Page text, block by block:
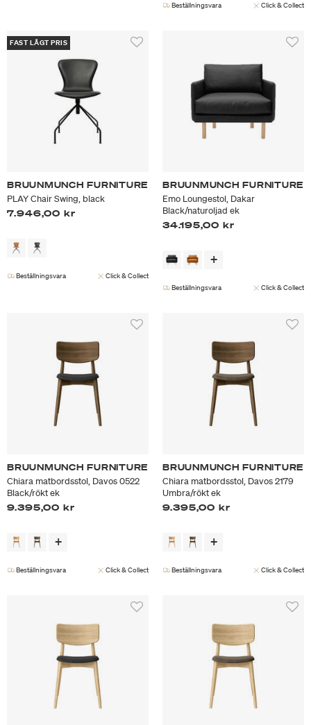
Beställningsvara Click & Collect
FAST LÅGT PRIS
BRUUNMUNCH FURNITURE
PLAY Chair Swing, black
7.946,00 kr
Beställningsvara Click & Collect
BRUUNMUNCH FURNITURE
Emo Loungestol, Dakar
Black/naturoljad ek
34.195,00 kr
Beställningsvara Click & Collect
BRUUNMUNCH FURNITURE
Chiara matbordsstol, Davos 0522
Black/rökt ek
9.395,00 kr
Beställningsvara Click & Collect
BRUUNMUNCH FURNITURE
Chiara matbordsstol, Davos 2179
Umbra/rökt ek
9.395,00 kr
Beställningsvara Click & Collect